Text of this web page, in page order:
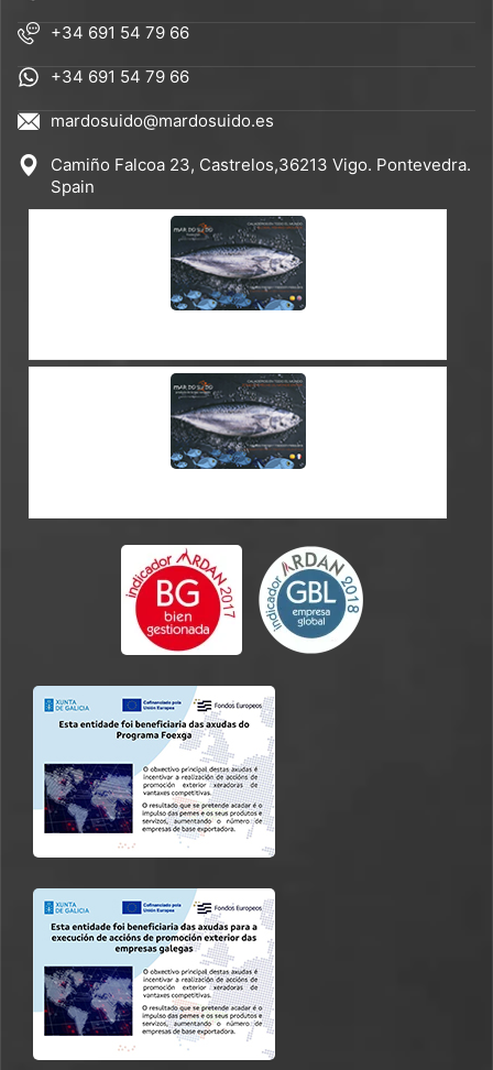
+34 691 54 79 66
+34 691 54 79 66
mardosuido@mardosuido.es
Camiño Falcoa 23, Castrelos,36213 Vigo. Pontevedra.
Spain